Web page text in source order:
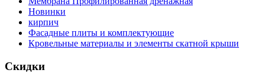
Новинки
кирпич
Фасадные плиты и комплектующие
Кровельные материалы и элементы скатной крыши
Скидки